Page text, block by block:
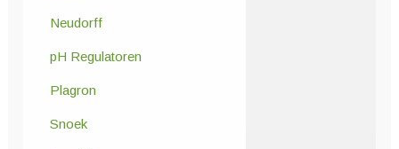
Neudorff
pH Regulatoren
Plagron
Snoek